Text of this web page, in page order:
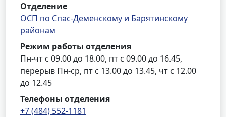
Отделение
ОСП по Спас-Деменскому и Барятинскому
районам
Режим работы отделения
Пн-чт с 09.00 до 18.00, пт с 09.00 до 16.45,
перерыв Пн-ср, пт с 13.00 до 13.45, чт с 12.00
до 12.45
Телефоны отделения
+7 (484) 552-1181